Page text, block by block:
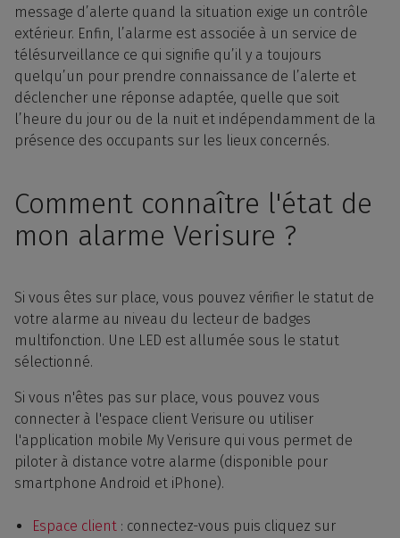
message d’alerte quand la situation exige un contrôle
extérieur. Enfin, l’alarme est associée à un service de
télésurveillance ce qui signifie qu’il y a toujours
quelqu’un pour prendre connaissance de l’alerte et
déclencher une réponse adaptée, quelle que soit
l’heure du jour ou de la nuit et indépendamment de la
présence des occupants sur les lieux concernés.
Comment connaître l'état de
mon alarme Verisure ?
Si vous êtes sur place, vous pouvez vérifier le statut de
votre alarme au niveau du lecteur de badges
multifonction. Une LED est allumée sous le statut
sélectionné.
Si vous n'êtes pas sur place, vous pouvez vous
connecter à l'espace client Verisure ou utiliser
l'application mobile My Verisure qui vous permet de
piloter à distance votre alarme (disponible pour
smartphone Android et iPhone).
Espace client : connectez-vous puis cliquez sur